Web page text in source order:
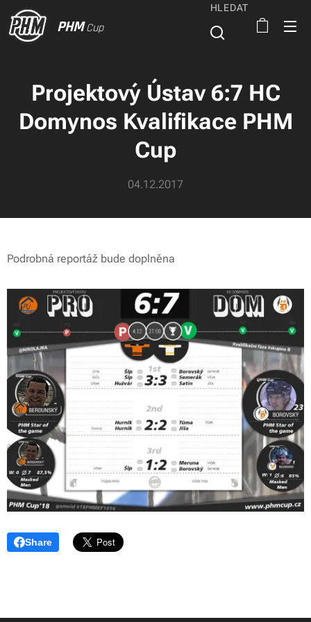
PHMCup
HLEDAT
Projektový Ústav 6:7 HC
Domynos Kvalifikace PHM
Cup
04.12.2017
Podrobná reportáž bude doplněna
Share